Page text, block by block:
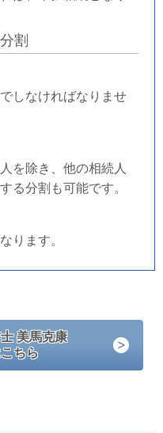
割
しなければなりませ
を除き、他の相続人
る分割も可能です。
ります。
美馬克康
ちら